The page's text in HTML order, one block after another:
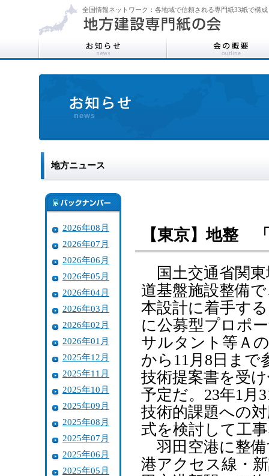
全国情報ネットワーク：各地域で信頼される専門紙33紙で構成
地方ニュース
2026年08月
2026年07月
2026年06月
2026年05月
2026年04月
2026年03月
2026年02月
2026年01月
2025年12月
2025年11月
2025年10月
2025年09月
2025年08月
2025年07月
2025年06月
2025年05月
【東京】地整
国土交通省関東
道基盤施設整備
本設計に着手す
に公募型プロポ
サルタント等Ａ
から11月8日まで
技術提案書を受
予定だ。23年1月
技術的課題への
式を検討して工
羽田空港に整備
港アクセス線・